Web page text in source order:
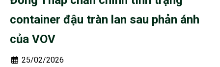
container đậu tràn lan sau phản ánh
của VOV
25/02/2026